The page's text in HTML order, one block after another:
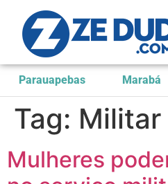
Parauapebas Marabá
Tag: Militar
Mulheres